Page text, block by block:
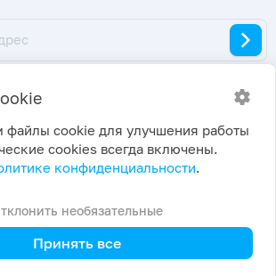
Политика конфиденциальности
Настройки cookie
файлы cookie для улучшения работы
cookies всегда включены.
конфиденциальности.
необязательные
Принять все